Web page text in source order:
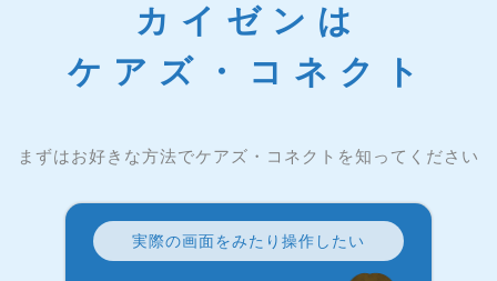
カイゼンは
ケアズ・コネクト
まずはお好きな方法でケアズ・コネクトを知ってください
実際の画面をみたり操作したい